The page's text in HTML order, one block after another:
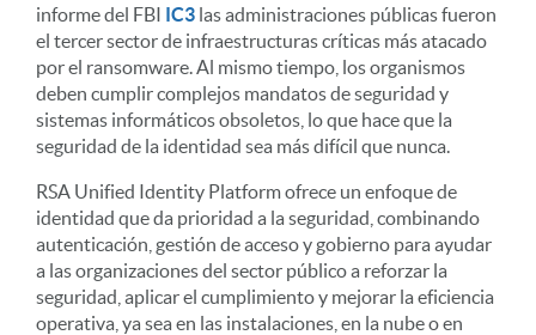
informe del FBI IC3 las administraciones públicas fueron
el tercer sector de infraestructuras críticas más atacado
por el ransomware. Al mismo tiempo, los organismos
deben cumplir complejos mandatos de seguridad y
sistemas informáticos obsoletos, lo que hace que la
seguridad de la identidad sea más difícil que nunca.
RSA Unified Identity Platform ofrece un enfoque de
identidad que da prioridad a la seguridad, combinando
autenticación, gestión de acceso y gobierno para ayudar
a las organizaciones del sector público a reforzar la
seguridad, aplicar el cumplimiento y mejorar la eficiencia
operativa, ya sea en las instalaciones, en la nube o en